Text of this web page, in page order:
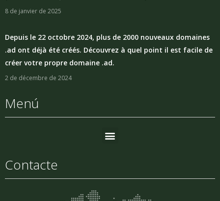
8 de janvier de 2025
Depuis le 22 octobre 2024, plus de 2000 nouveaux domaines
.ad ont déjà été créés. Découvrez à quel point il est facile de
créer votre propre domaine .ad.
2 de décembre de 2024
Menú
Contacte